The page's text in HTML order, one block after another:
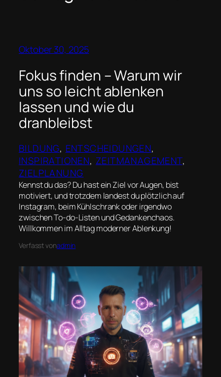
Oktober 30, 2025
Fokus finden – Warum wir
uns so leicht ablenken
lassen und wie du
dranbleibst
BILDUNG, ENTSCHEIDUNGEN
INSPIRATIONEN, ZEITMANAGEMENT
ZIELPLANUNG
Kennst du das? Du hast ein Ziel vor Augen, bist
motiviert, und trotzdem landest du plötzlich auf
Instagram, beim Kühlschrank oder irgendwo
zwischen To-do-Listen und Gedankenchaos.
Willkommen im Alltag moderner Ablenkung!
Verfasst vonadmin